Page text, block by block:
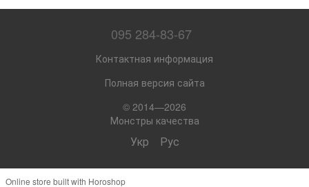
095 284-83-67
Контактная информация
Полная версия сайта
© 2014—2026
Монстры качества
Укр Рус
Online store built with Horoshop